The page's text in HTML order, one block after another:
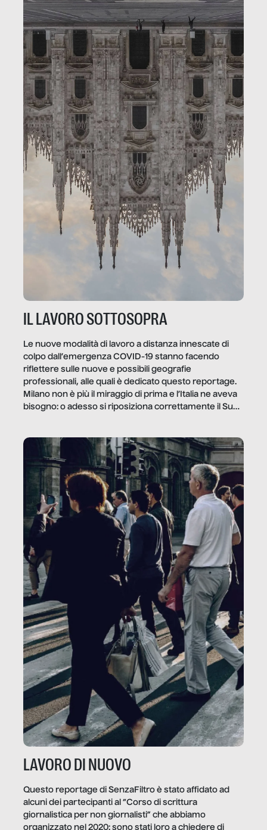
IL LAVORO SOTTOSOPRA
Le nuove modalità di lavoro a distanza innescate di
colpo dall’emergenza COVID-19 stanno facendo
riflettere sulle nuove e possibili geografie
professionali, alle quali è dedicato questo reportage.
Milano non è più il miraggio di prima e l’Italia ne aveva
bisogno: o adesso si riposiziona correttamente il Sud
LAVORO DI NUOVO
Questo reportage di SenzaFiltro è stato affidato ad
alcuni dei partecipanti al “Corso di scrittura
giornalistica per non giornalisti” che abbiamo
organizzato nel 2020: sono stati loro a chiedere di